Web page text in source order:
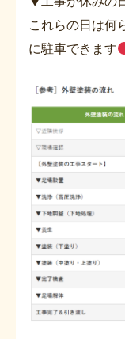
これらの日は何
に駐車できます